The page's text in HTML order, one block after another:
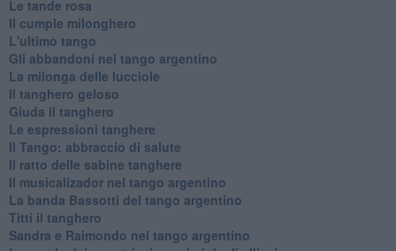
Le tande rosa
Il cumple milonghero
L'ultimo tango
Gli abbandoni nel tango argentino
La milonga delle lucciole
Il tanghero geloso
Giuda il tanghero
Le espressioni tanghere
Il Tango: abbraccio di salute
Il ratto delle sabine tanghere
Il musicalizador nel tango argentino
La banda Bassotti del tango argentino
Titti il tanghero
Sandra e Raimondo nel tango argentino